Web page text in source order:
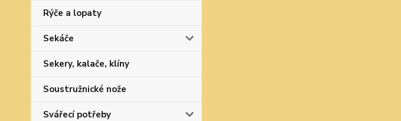
Rýče a lopaty
Sekáče
Sekery, kalače, klíny
Soustružnické nože
Svářecí potřeby